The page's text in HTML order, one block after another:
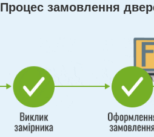
Процес замовлення